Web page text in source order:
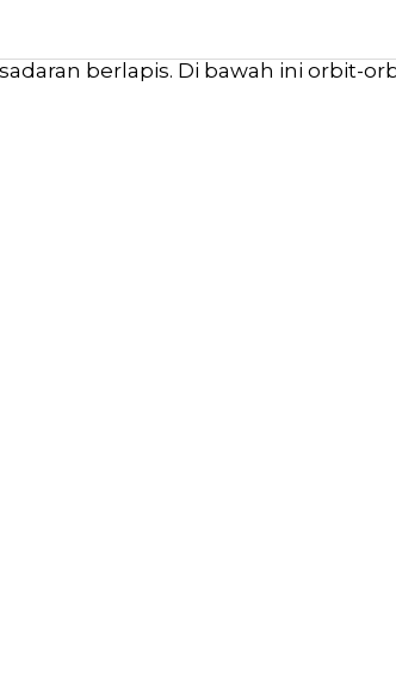
berlapis. Di bawah ini orbit-